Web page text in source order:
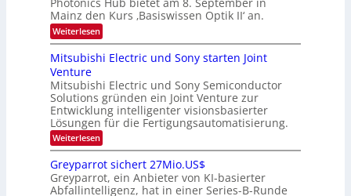
b
e
i
n
g
s
-
T
e
n
a
c
h
s
u
i
m
e
r
s
t
e
n
H
a
l
u
s
-
S
e
n
a
r
E
i
n
s
t
n
m
m
t
i
n
d
e
r
D
Photonics Hub bietet am 8. September in
Mainz den Kurs ‚Basiswissen Optik II‘ an.
Weiterlesen:
O
p
t
k
-
K
u
r
s
v
o
n
P
Mitsubishi Electric und Sony starten Joint
Venture
Mitsubishi Electric und Sony Semiconductor
Solutions gründen ein Joint Venture zur
Entwicklung intelligenter visionsbasierter
Lösungen für die Fertigungsautomatisierung.
Weiterlesen:
M
t
s
u
Greyparrot sichert 27Mio.US$
Greyparrot, ein Anbieter von KI-basierter
Abfallintelligenz, hat in einer Series-B-Runde